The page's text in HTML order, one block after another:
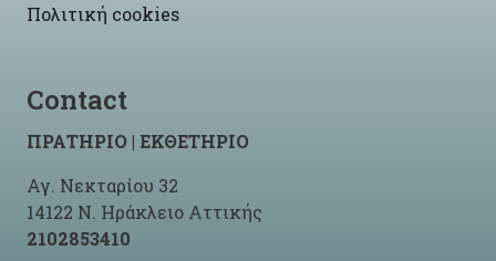
Πολιτική cookies
Contact
ΠΡΑΤΗΡΙΟ | ΕΚΘΕΤΗΡΙΟ
Αγ. Νεκταρίου 32
14122 Ν. Ηράκλειο Αττικής
2102853410